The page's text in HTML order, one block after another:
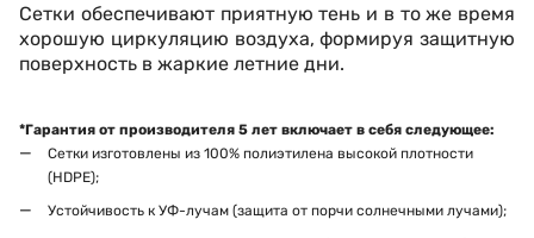
Сетки обеспечивают приятную тень и в то же время
хорошую циркуляцию воздуха, формируя защитную
поверхность в жаркие летние дни.
*Гарантия от производителя 5 лет включает в себя следующее:
Сетки изготовлены из 100% полиэтилена высокой плотности
(HDPE);
Устойчивость к УФ-лучам (защита от порчи солнечными лучами);